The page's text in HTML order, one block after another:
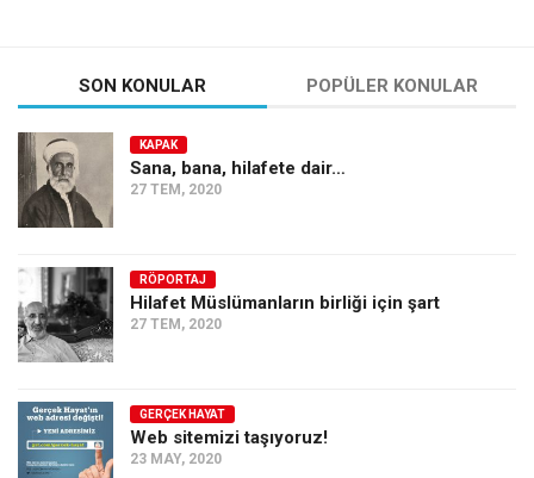
SON KONULAR POPÜLER KONULAR
KAPAK
Sana, bana, hilafete dair…
27 TEM, 2020
RÖPORTAJ
Hilafet Müslümanların birliği için şart
27 TEM, 2020
GERÇEK HAYAT
Web sitemizi taşıyoruz!
23 MAY, 2020